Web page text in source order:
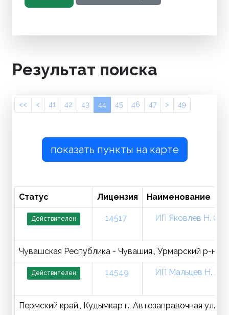
Результат поиска
<< < 41 42 43 44 45 46 47 > 49
показать пункты на карте
Статус Лицензия Наименование
Действителен 14517 ИП Яковлев Н. С.
Чувашская Республика - Чувашия., Урмарский р-н.,
Действителен 14549 ИП Мальцев Н. Л.
Пермский край., Кудымкар г., Автозаправочная ул.,